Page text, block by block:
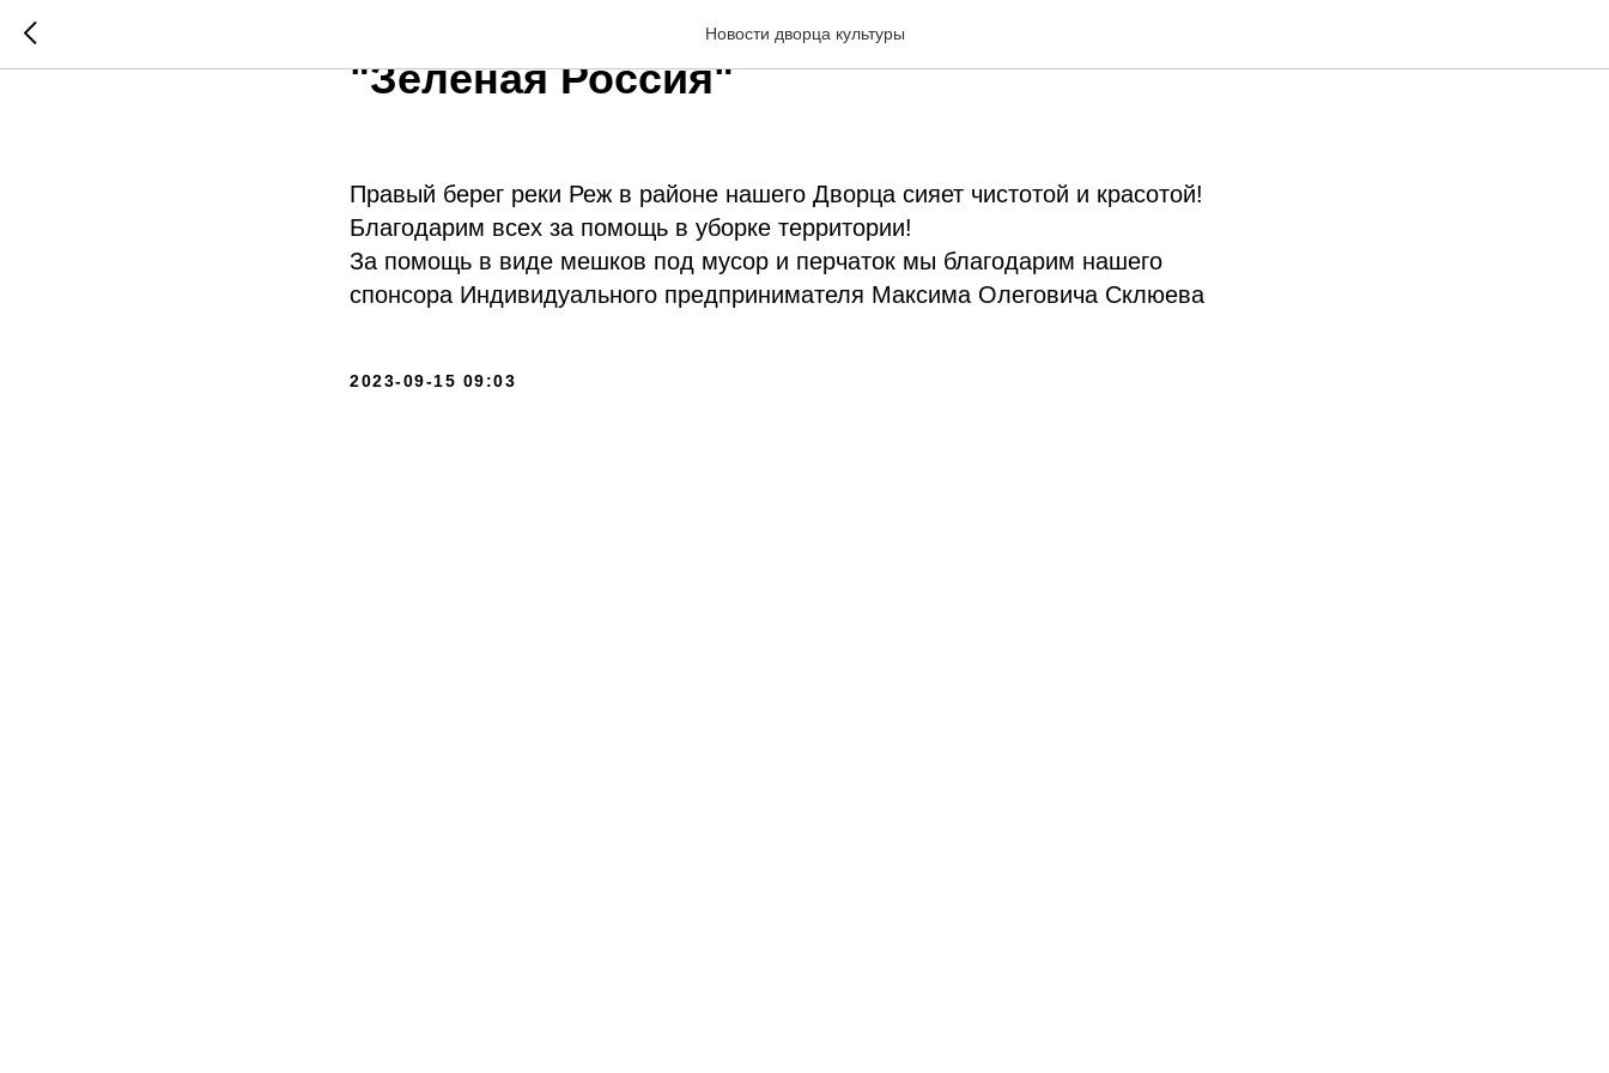
Новости дворца культуры
Всероссийский экологический субботник
"Зелёная Россия"
Правый берег реки Реж в районе нашего Дворца сияет чистотой и красотой!
Благодарим всех за помощь в уборке территории!
За помощь в виде мешков под мусор и перчаток мы благодарим нашего
спонсора Индивидуального предпринимателя Максима Олеговича Склюева
2023-09-15 09:03